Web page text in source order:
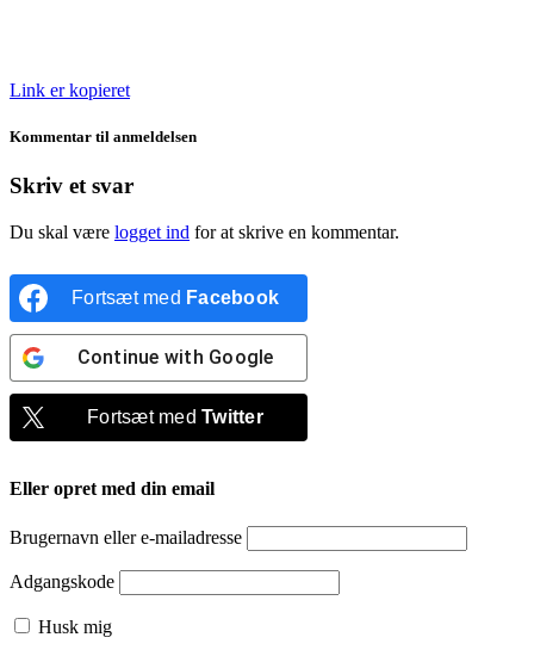
Link er kopieret
Kommentar til anmeldelsen
Skriv et svar
Du skal være logget ind for at skrive en kommentar.
Fortsæt med Facebook
Continue with Google
Fortsæt medTwitter
Eller opret med din email
Brugernavn eller e-mailadresse
Adgangskode
Husk mig